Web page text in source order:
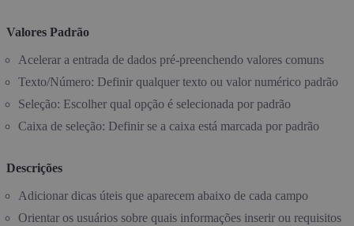
Valores Padrão
Acelerar a entrada de dados pré-preenchendo valores comuns
Texto/Número: Definir qualquer texto ou valor numérico padrão
Seleção: Escolher qual opção é selecionada por padrão
Caixa de seleção: Definir se a caixa está marcada por padrão
Descrições
Adicionar dicas úteis que aparecem abaixo de cada campo
Orientar os usuários sobre quais informações inserir ou requisitos